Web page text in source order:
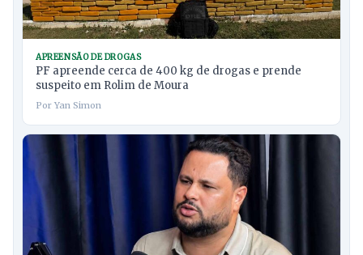
APREENSÃO DE DROGAS
PF apreende cerca de 400 kg de drogas e prende
suspeito em Rolim de Moura
Por Yan Simon